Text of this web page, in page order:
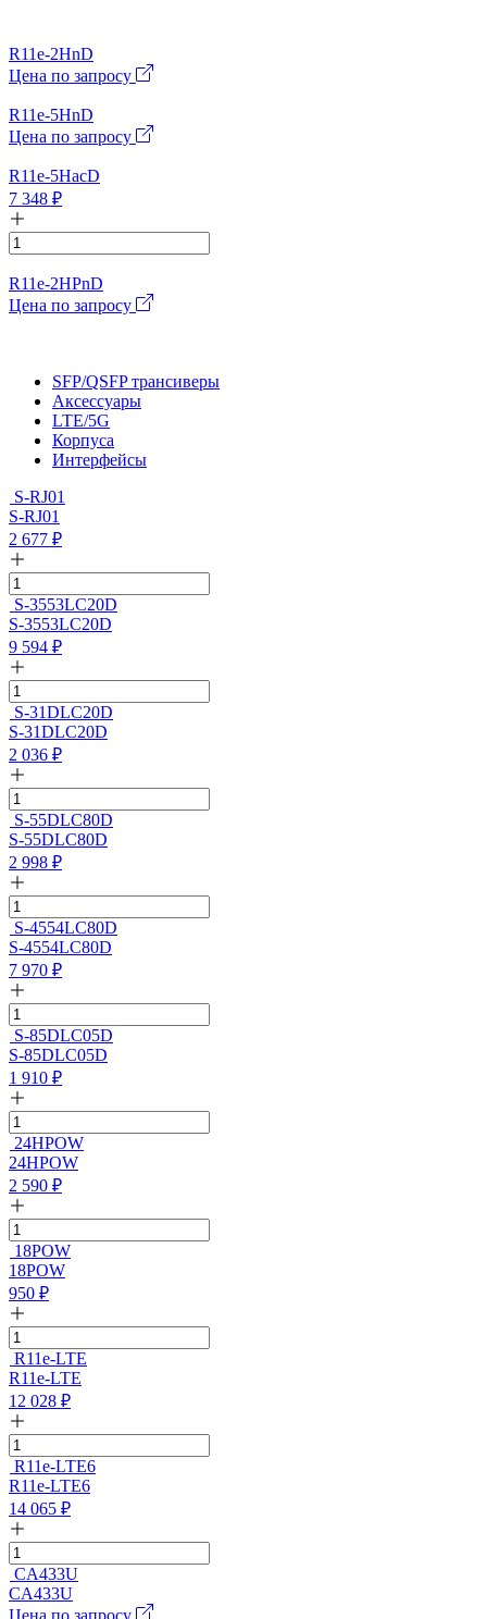
R11e-2HnD
Цена по запросу
R11e-5HnD
Цена по запросу
R11e-5HacD
7 348 ₽
R11e-2HPnD
Цена по запросу
SFP/QSFP трансиверы
Аксессуары
LTE/5G
Корпуса
Интерфейсы
S-RJ01
S-RJ01
2 677 ₽
S-3553LC20D
S-3553LC20D
9 594 ₽
S-31DLC20D
S-31DLC20D
2 036 ₽
S-55DLC80D
S-55DLC80D
2 998 ₽
S-4554LC80D
S-4554LC80D
7 970 ₽
S-85DLC05D
S-85DLC05D
1 910 ₽
24HPOW
24HPOW
2 590 ₽
18POW
18POW
950 ₽
R11e-LTE
R11e-LTE
12 028 ₽
R11e-LTE6
R11e-LTE6
14 065 ₽
CA433U
CA433U
Цена по запросу